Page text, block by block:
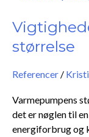
størrelse
Referencer /
Varmepumpens
det er nøglen til
energiforbrug og
Varmepumpens
størrelse